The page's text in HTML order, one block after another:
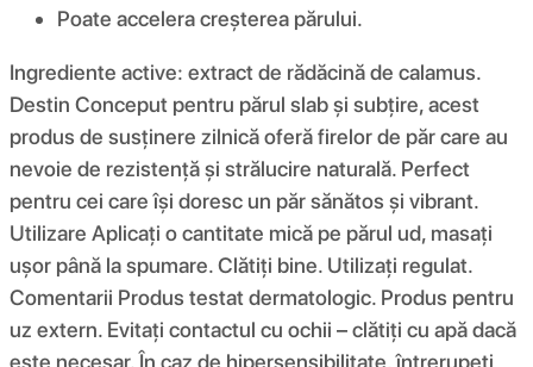
Poate accelera creșterea părului.
Ingrediente active: extract de rădăcină de calamus.
Destin Conceput pentru părul slab și subțire, acest
produs de susținere zilnică oferă firelor de păr care au
nevoie de rezistență și strălucire naturală. Perfect
pentru cei care își doresc un păr sănătos și vibrant.
Utilizare Aplicați o cantitate mică pe părul ud, masați
ușor până la spumare. Clătiți bine. Utilizați regulat.
Comentarii Produs testat dermatologic. Produs pentru
uz extern. Evitați contactul cu ochii – clătiți cu apă dacă
este necesar. În caz de hipersensibilitate, întrerupeți